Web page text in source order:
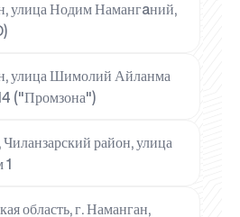
улица Нодим Намангaний,
улица Шимолий Айланма
("Промзона")
район, улица
1
область, г. Наманган,